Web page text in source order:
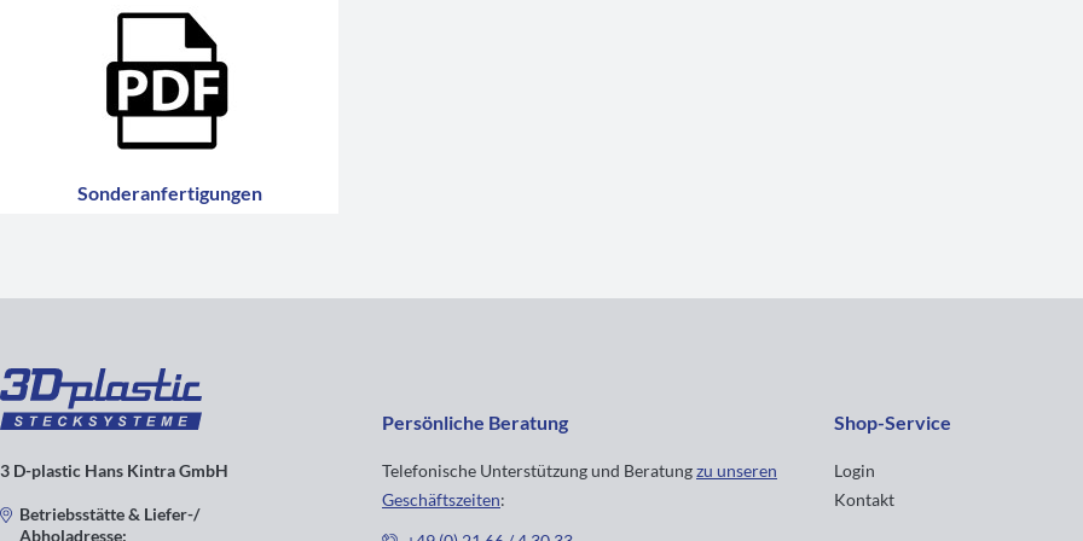
Sonderanfertigungen
3 D-plastic Hans Kintra GmbH
Betriebsstätte & Liefer-/
Abholadresse:
Persönliche Beratung
Telefonische Unterstützung und Beratungzu unseren
Geschäftszeiten:
Shop-Service
Login
Kontakt